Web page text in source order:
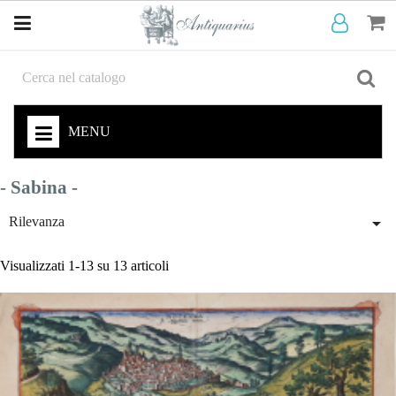
MENU
- Sabina -
Rilevanza 
Visualizzati 1-13 su 13 articoli